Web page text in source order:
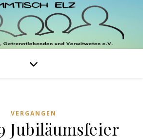
VERGANGEN
Jubiläumsfeier